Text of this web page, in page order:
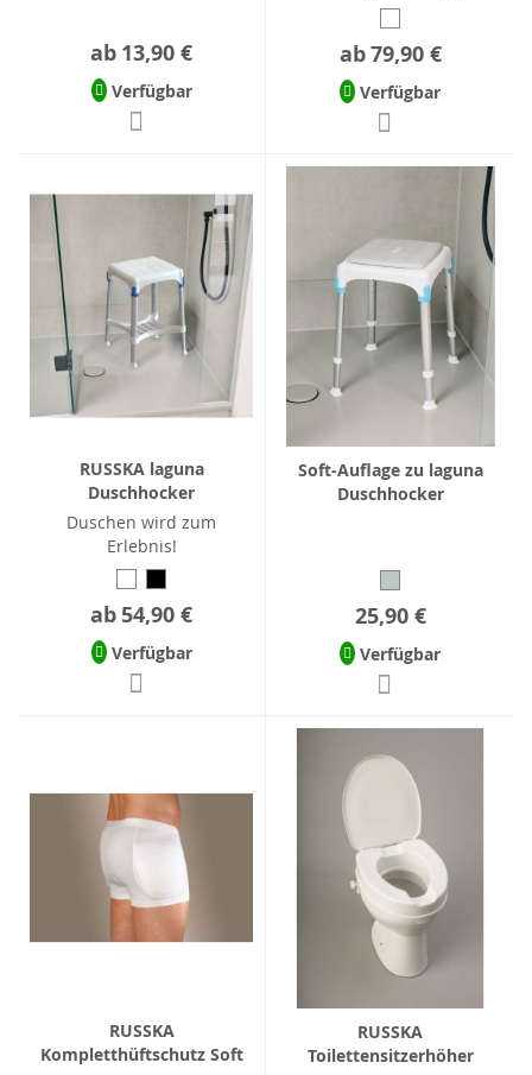
ab 13,90 €
Verfügbar
ab79,90 €
Verfügbar
RUSSKA laguna
Duschhocker
Duschen wird zum
Erlebnis!
ab 54,90 €
Verfügbar
Soft-Auflage zu laguna
Duschhocker
25,90 €
Verfügbar
RUSSKA
Kompletthüftschutz Soft
RUSSKA
Toilettensitzerhöher